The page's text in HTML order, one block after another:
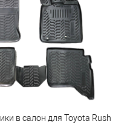
Сравнение
Под заказ
в салон для Toyota Rush